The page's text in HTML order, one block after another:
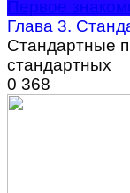
Первое
Глава 3.
Стандартные
стандартных
0 368